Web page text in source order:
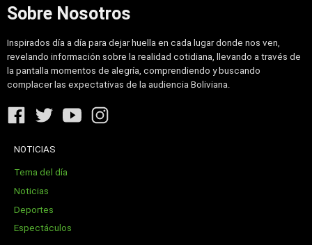
Sobre Nosotros
Inspirados día a día para dejar huella en cada lugar donde nos ven,
revelando información sobre la realidad cotidiana, llevando a través de
la pantalla momentos de alegría, comprendiendo y buscando
complacer las expectativas de la audiencia Boliviana.
NOTICIAS
Tema del día
Noticias
Deportes
Espectáculos